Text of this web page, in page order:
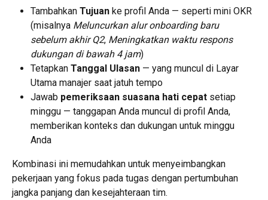
Tambahkan Tujuan ke profil Anda — seperti mini OKR
(misalnya Meluncurkan alur onboarding baru
sebelum akhir Q2, Meningkatkan waktu respons
dukungan di bawah 4 jam)
Tetapkan Tanggal Ulasan — yang muncul di Layar
Utama manajer saat jatuh tempo
Jawab pemeriksaan suasana hati cepat setiap
minggu — tanggapan Anda muncul di profil Anda,
memberikan konteks dan dukungan untuk minggu
Anda
Kombinasi ini memudahkan untuk menyeimbangkan
pekerjaan yang fokus pada tugas dengan pertumbuhan
jangka panjang dan kesejahteraan tim.